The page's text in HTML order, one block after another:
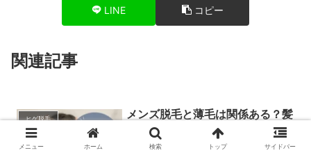
LINE コピー
関連記事
ヒゲ脱毛
メンズ脱毛と薄毛は関係ある？髪
の毛は増える？効果・影響を徹底
メニュー ホーム 検索 トップ サイドバー